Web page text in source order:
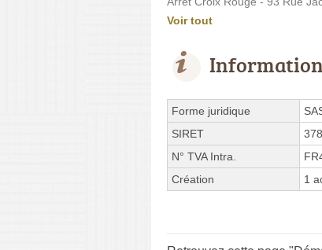
Voir tout
Forme juridique
SIRET
N° TVA Intra.
Création
1